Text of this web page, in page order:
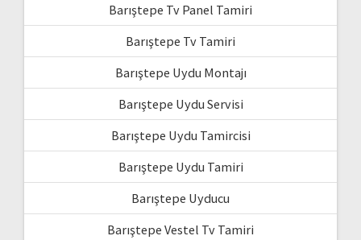
Barıştepe Tv Panel Tamiri
Barıştepe Tv Tamiri
Barıştepe Uydu Montajı
Barıştepe Uydu Servisi
Barıştepe Uydu Tamircisi
Barıştepe Uydu Tamiri
Barıştepe Uyducu
Barıştepe Vestel Tv Tamiri